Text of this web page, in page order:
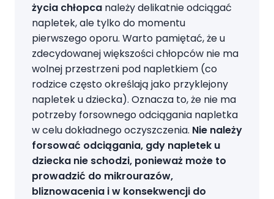
życia chłopca należy delikatnie odciągać
napletek, ale tylko do momentu
pierwszego oporu. Warto pamiętać, że u
zdecydowanej większości chłopców nie ma
wolnej przestrzeni pod napletkiem (co
rodzice często określają jako przyklejony
napletek u dziecka). Oznacza to, że nie ma
potrzeby forsownego odciągania napletka
w celu dokładnego oczyszczenia. Nie należy
forsować odciągania, gdy napletek u
dziecka nie schodzi, ponieważ może to
prowadzić do mikrourazów,
bliznowacenia i w konsekwencji do